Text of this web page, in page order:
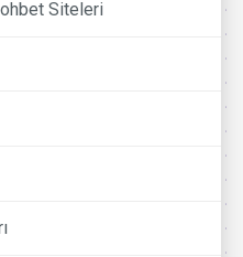
Siteleri